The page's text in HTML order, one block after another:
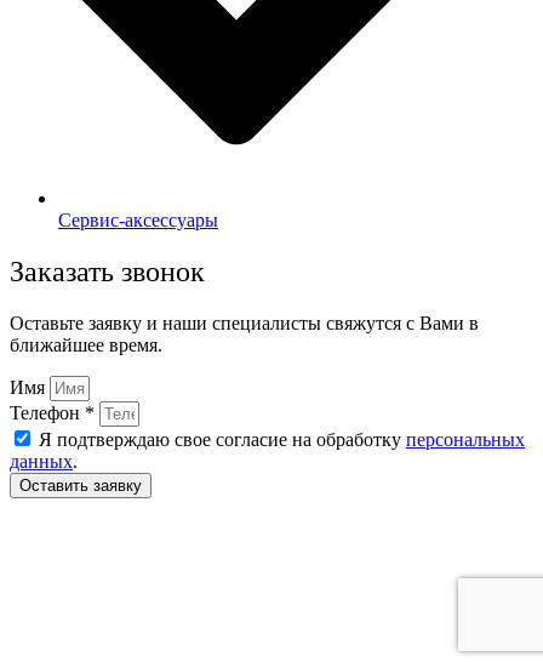
Сервис-аксессуары
Заказать звонок
Оставьте заявку и наши специалисты свяжутся с Вами в
ближайшее время.
Имя
Телефон *
Я подтверждаю свое согласие на обработку персональных
данных.
Оставить заявку